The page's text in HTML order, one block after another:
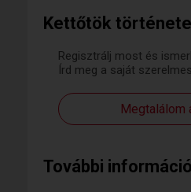
Kettőtök története
Regisztrálj most és
Írd meg a saját
Megtalálom
További